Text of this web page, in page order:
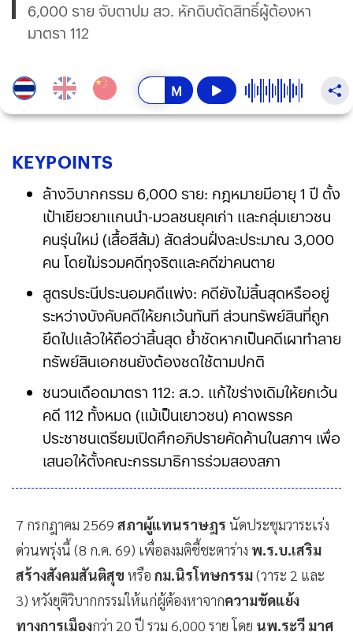
6,000 ราย จับตาปม สว. หักดิบตัดสิทธิ์ผู้ต้องหา
มาตรา 112
KEYPOINTS
ล้างวิบากกรรม 6,000 ราย: กฎหมายมีอายุ 1 ปี ตั้ง
เป้าเยียวยาแกนนำ-มวลชนยุคเก่า และกลุ่มเยาวชน
คนรุ่นใหม่ (เสื้อสีส้ม) สัดส่วนฝั่งละประมาณ 3,000
คน โดยไม่รวมคดีทุจริตและคดีฆ่าคนตาย
สูตรประนีประนอมคดีแพ่ง: คดียังไม่สิ้นสุดหรืออยู่
ระหว่างบังคับคดีให้ยกเว้นทันที ส่วนทรัพย์สินที่ถูก
ยึดไปแล้วให้ถือว่าสิ้นสุด ย้ำชัดหากเป็นคดีเผาทำลาย
ทรัพย์สินเอกชนยังต้องชดใช้ตามปกติ
ชนวนเดือดมาตรา 112: ส.ว. แก้ไขร่างเดิมให้ยกเว้น
คดี 112 ทั้งหมด (แม้เป็นเยาวชน) คาดพรรค
ประชาชนเตรียมเปิดศึกอภิปรายคัดค้านในสภาฯ เพื่อ
เสนอให้ตั้งคณะกรรมาธิการร่วมสองสภา
7 กรกฎาคม 2569 สภาผู้แทนราษฎร นัดประชุมวาระเร่ง
ด่วนพรุ่งนี้ (8 ก.ค. 69) เพื่อลงมติชี้ชะตาร่าง พ.ร.บ.เสริม
สร้างสังคมสันติสุข หรือ กม.นิรโทษกรรม(วาระ 2 และ
3) หวังยุติวิบากกรรมให้แก่ผู้ต้องหาจากความขัดแย้ง
ทางการเมืองกว่า 20 ปี รวม 6,000 ราย โดย นพ.ระวี มาศ